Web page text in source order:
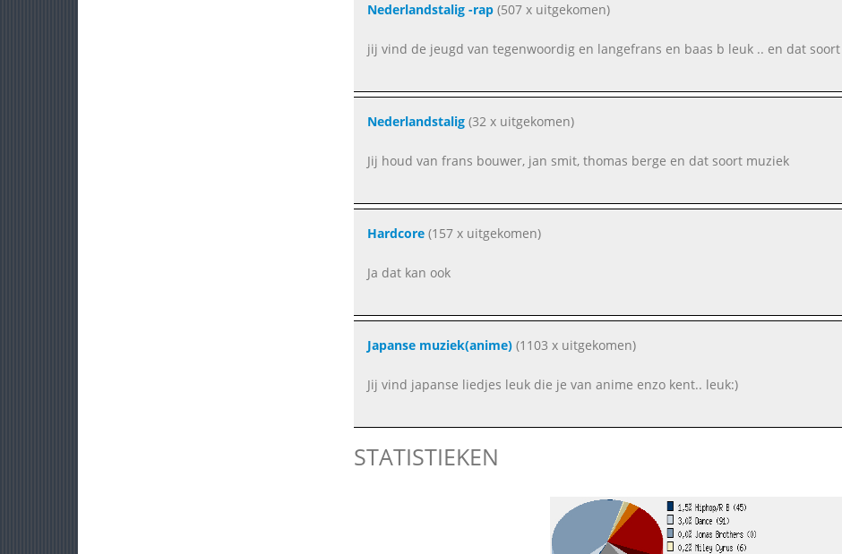
Nederlandstalig -rap(507 x uitgekomen)
jij vind de jeugd van tegenwoordig en langefrans en baas b leuk .. en dat
Nederlandstalig(32 x uitgekomen)
Jij houd van frans bouwer, jan smit, thomas berge en dat soort muziek
Hardcore(157 x uitgekomen)
Ja dat kan ook
Japanse muziek(anime)(1103 x uitgekomen)
Jij vind japanse liedjes leuk die je van anime enzo kent.. leuk:)
STATISTIEKEN